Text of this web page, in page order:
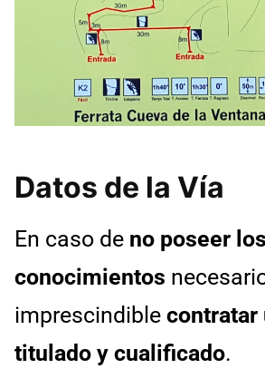
Datos de la Vía
En caso de no poseer los
conocimientos
imprescindible contratar
titulado y cualificado.